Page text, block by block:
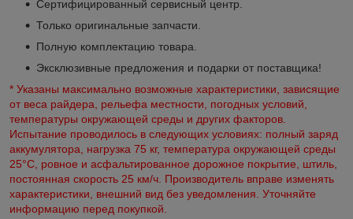
Сертифицированный сервисный центр.
Только оригинальные запчасти.
Полную комплектацию товара.
Эксклюзивные предложения и подарки от поставщика!
* Указаны максимально возможные характеристики, зависящие
от веса райдера, рельефа местности, погодных условий,
температуры окружающей среды и других факторов.
Испытание проводилось в следующих условиях: полный заряд
аккумулятора, нагрузка 75 кг, температура окружающей среды
25°C, ровное и асфальтированное дорожное покрытие, штиль,
постоянная скорость 25 км/ч. Производитель вправе изменять
характеристики, внешний вид без уведомления. Уточняйте
информацию перед покупкой.